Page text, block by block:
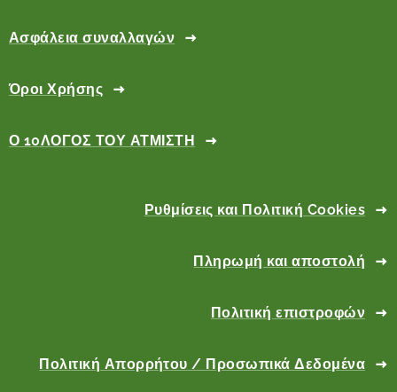
Ασφάλεια συναλλαγών
Όροι Χρήσης
Ο 10ΛΟΓΟΣ ΤΟΥ ΑΤΜΙΣΤΗ
Ρυθμίσεις και Πολιτική Cookies
Πληρωμή και αποστολή
Πολιτική επιστροφών
Πολιτική Απορρήτου / Προσωπικά Δεδομένα